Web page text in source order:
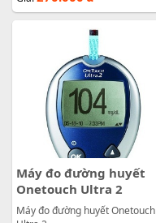
Máy đo đường huyết
Onetouch Ultra 2
Máy đo đường huyết Onetouch